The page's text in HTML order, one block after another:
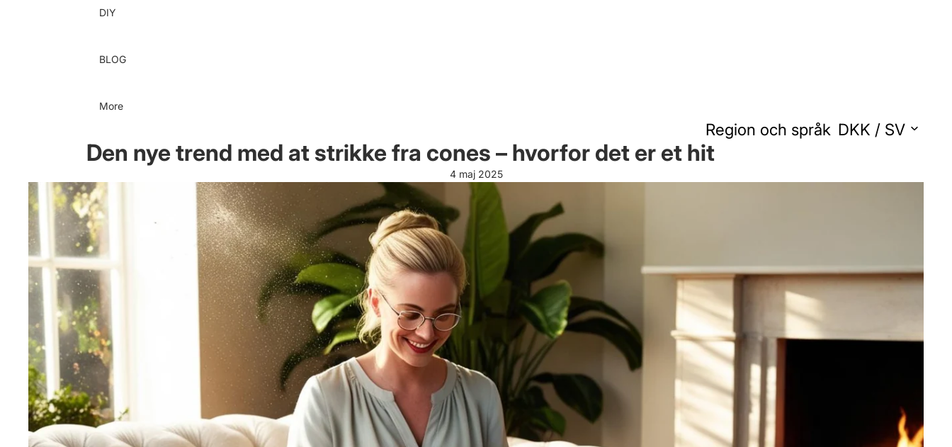
DIY
BLOG
More
Region och språk DKK / SV
Den nye trend med at strikke fra cones – hvorfor det er et hit
4 maj 2025